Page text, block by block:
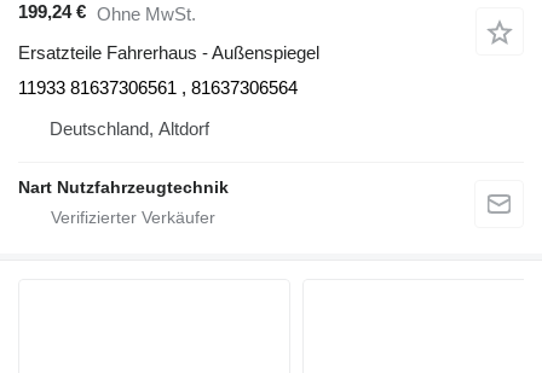
199,24 € Ohne MwSt.
Ersatzteile Fahrerhaus - Außenspiegel
11933 81637306561 , 81637306564
Deutschland, Altdorf
Nart Nutzfahrzeugtechnik